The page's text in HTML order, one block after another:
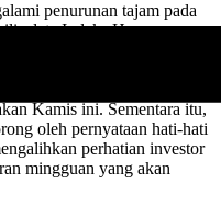
penurunan tajam pada
data Indeks Harga
jauh di bawah ekspektasi.
terhadap pemotongan
25 basis poin (bps)
Kamis ini. Sementara itu,
oleh pernyataan hati-hati
perhatian investor
mingguan yang akan